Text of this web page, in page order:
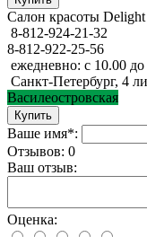
Салон красоты
8-812-924-21-32
8-812-922-25-56
ежедневно: с 10.00
Санкт-Петербург, 4
Василеостровская
Ваше имя*:
Отзывов: 0
Ваш отзыв:
Оценка: